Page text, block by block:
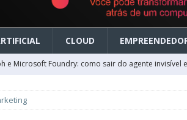
CLOUD
e Microsoft Foundry: como sair do agente invisível
GA: como migrar do clássico sem transformar IA em